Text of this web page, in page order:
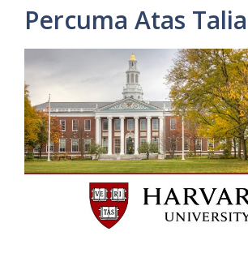
Percuma Atas